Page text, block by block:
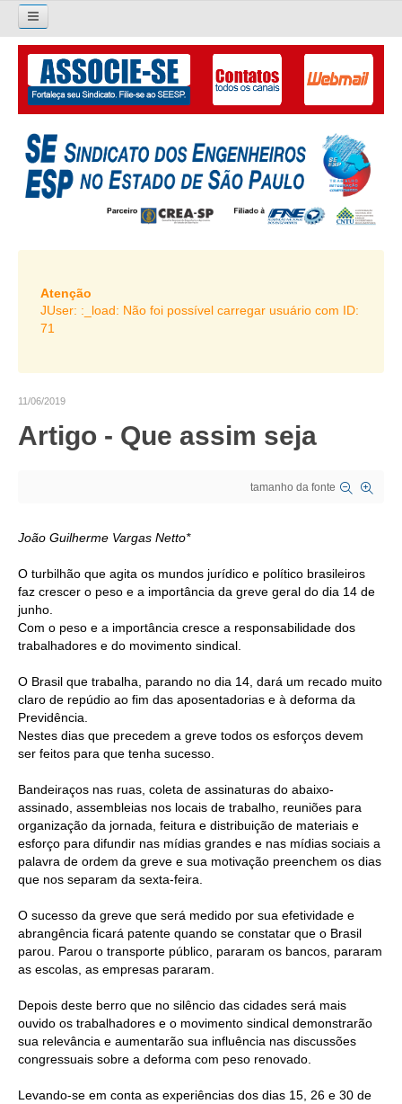
Pesquisar...
O SINDICATO
APRESENTAÇÃO
PALAVRA DO PRESIDENTE
DIRETORIA
LIVRO GESTÃO 2026-2029
SUBSEDES SINDICAIS
ORGANOGRAMA
CRESCE BRASIL
COMPOSIÇÃO
CONSELHOS ASSESSORES
PERSONALIDADES DA TECNOLOGIA
TRANSPARÊNCIA
CONSULTORIA
ACORDOS, CONVENÇÕES E DISSÍDIOS
CONTRIBUIÇÕES
CONTRIBUIÇÃO ASSISTENCIAL
CONTRIBUIÇÃO ASSOCIATIVA OU ANUIDADE DE SÓCIO
CONTRIBUIÇÃO SINDICAL URBANA
FGTS EXPURGOS
FGTS CORREÇÃO
LEGISLAÇÃO
Atenção
JUser: :_load: Não foi possível carregar usuário com ID:
71
11/06/2019
Artigo - Que assim seja
tamanho da fonte
João Guilherme Vargas Netto*
O turbilhão que agita os mundos jurídico e político brasileiros
faz crescer o peso e a importância da greve geral do dia 14 de
junho.
Com o peso e a importância cresce a responsabilidade dos
trabalhadores e do movimento sindical.
O Brasil que trabalha, parando no dia 14, dará um recado muito
claro de repúdio ao fim das aposentadorias e à deforma da
Previdência.
Nestes dias que precedem a greve todos os esforços devem
ser feitos para que tenha sucesso.
Bandeiraços nas ruas, coleta de assinaturas do abaixo-
assinado, assembleias nos locais de trabalho, reuniões para
organização da jornada, feitura e distribuição de materiais e
esforço para difundir nas mídias grandes e nas mídias sociais a
palavra de ordem da greve e sua motivação preenchem os dias
que nos separam da sexta-feira.
O sucesso da greve que será medido por sua efetividade e
abrangência ficará patente quando se constatar que o Brasil
parou. Parou o transporte público, pararam os bancos, pararam
as escolas, as empresas pararam.
Depois deste berro que no silêncio das cidades será mais
ouvido os trabalhadores e o movimento sindical demonstrarão
sua relevância e aumentarão sua influência nas discussões
congressuais sobre a deforma com peso renovado.
Levando-se em conta as experiências dos dias 15, 26 e 30 de